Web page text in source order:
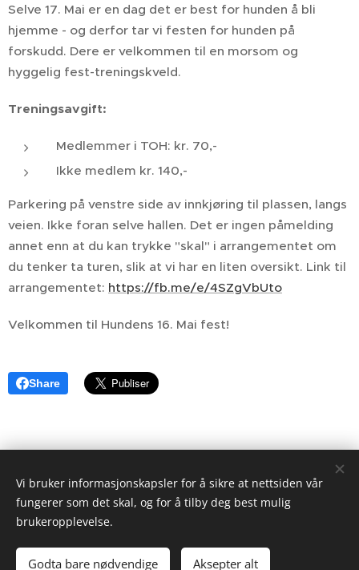
Selve 17. Mai er en dag det er best for hunden å bli
hjemme - og derfor tar vi festen for hunden på
forskudd. Dere er velkommen til en morsom og
hyggelig fest-treningskveld.
Treningsavgift:
Medlemmer i TOH: kr. 70,-
Ikke medlem kr. 140,-
Parkering på venstre side av innkjøring til plassen, langs
veien. Ikke foran selve hallen. Det er ingen påmelding
annet enn at du kan trykke "skal" i arrangementet om
du tenker ta turen, slik at vi har en liten oversikt. Link til
arrangementet: https://fb.me/e/4SZgVbUto
Velkommen til Hundens 16. Mai fest!
Share
© Alle rettigheter tilhører Toten og Omegn Hundeklubb
Informasjonskapsler
Vi bruker informasjonskapsler for å sikre at nettsiden vår
fungerer som det skal, og for å tilby deg best mulig
brukeropplevelse.
Godta bare nødvendige Aksepter alt